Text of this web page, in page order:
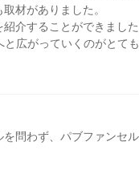
材がありました。
介することができました
広がっていくのがとても
問わず、パブファンセ